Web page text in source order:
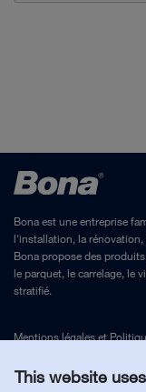
This website
Bona est une entreprise
l'installation, la
Bona propose des
le parquet, le carrelage, le
stratifié.
Mentions légaleset